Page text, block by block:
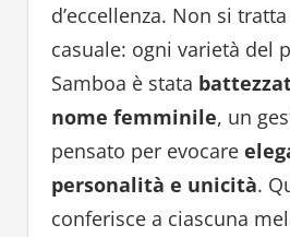
d’eccellenza. Non si
casuale: ogni varietà del
Samboa è stata
nome femminile, un
pensato per evocare
personalità e unicità.
conferisce a ciascuna